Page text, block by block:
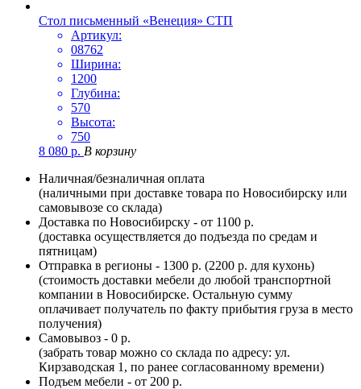
Стол письменный «Венеция» СТП
Артикул:
08762
Ширина:
1200
Глубина:
570
Высота:
750
8 080 р. В корзину
Наличная/безналичная оплата
(наличными при доставке товара по Новосибирску или
самовывозе со склада)
Доставка по Новосибирску - от 1100 р.
(доставка осуществляется до подъезда по средам и
пятницам)
Отправка в регионы - 1300 р. (2200 р. для кухонь)
(стоимость доставки мебели до любой транспортной
компании в Новосибирске. Остальную сумму
оплачивает получатель по факту прибытия груза в место
получения)
Самовывоз - 0 р.
(забрать товар можно со склада по адресу: ул.
Кирзаводская 1, по ранее согласованному времени)
Подъем мебели - от 200 р.